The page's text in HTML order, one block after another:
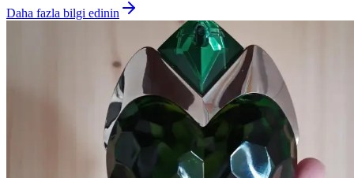
Daha fazla bilgi edinin